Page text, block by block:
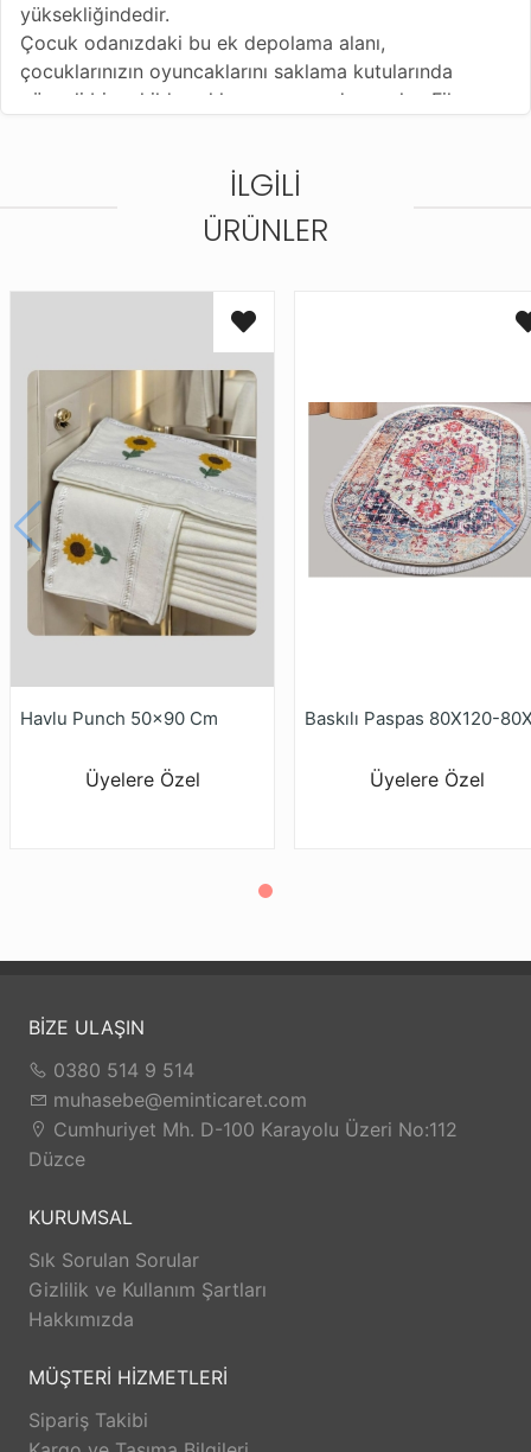
yüksekliğindedir.
Çocuk odanızdaki bu ek depolama alanı,
çocuklarınızın oyuncaklarını saklama kutularında
güvenli bir şekilde saklamanıza yardımcı olur. File
TE-Trend oyuncak kutularımız rahat kumaş
malzemelerden üretilmiştir, konforunuzu ek olarak
vurgular ve rahat bir kullanım sağlar.
İLGILI
ÜRÜNLER
Havlu Punch 50x90 Cm
Üyelere Özel Üyelere Özel
BİZE ULAŞIN
0380 514 9 514
muhasebe@eminticaret.com
Cumhuriyet Mh. D-100 Karayolu Üzeri No:112
Düzce
KURUMSAL
Sık Sorulan Sorular
Gizlilik ve Kullanım Şartları
Hakkımızda
MÜŞTERİ HİZMETLERİ
Sipariş Takibi